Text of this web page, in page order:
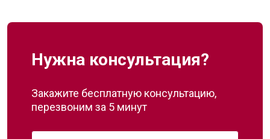
Нужна консультация?
Закажите бесплатную консультацию,
перезвоним за 5 минут